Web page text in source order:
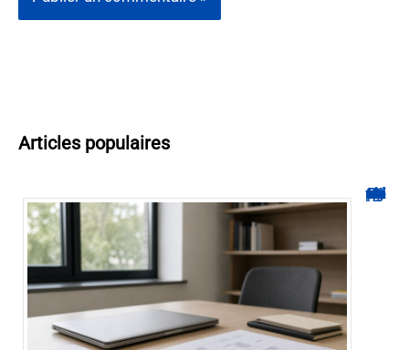
Articles populaires
Hyperplanning INSA CVL : comment suivre votre planning ?